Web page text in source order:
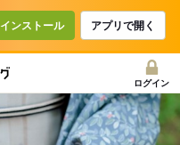
インストール アプリで開く
ログイン